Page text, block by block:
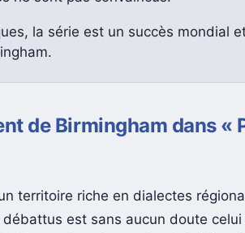
la série est un succès mondial
de Birmingham dans «
territoire riche en dialectes
est sans aucun doute celui